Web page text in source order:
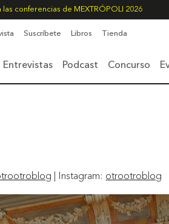
las conferencias de MEXTRÓPOLI 2026
Suscríbete Libros Tienda
Entrevistas Podcast Concurso
| Instagram: otrootroblog